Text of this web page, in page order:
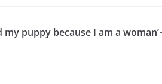
my puppy because I am a woman’